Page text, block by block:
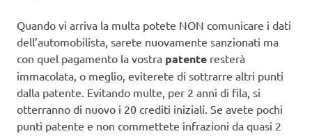
Quando vi arriva la multa potete NON comunicare i dati
dell’automobilista, sarete nuovamente sanzionati ma
con quel pagamento la vostra patente resterà
immacolata, o meglio, eviterete di sottrarre altri punti
dalla patente. Evitando multe, per 2 anni di fila, si
otterranno di nuovo i 20 crediti iniziali. Se avete pochi
punti patente e non commettete infrazioni da quasi 2